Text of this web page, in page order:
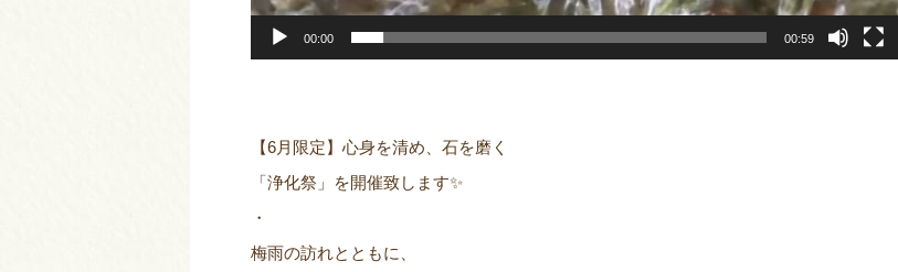
00:00 00:59
【6月限定】心身を清め、石を磨く
「浄化祭」を開催致します✨
・
梅雨の訪れとともに、